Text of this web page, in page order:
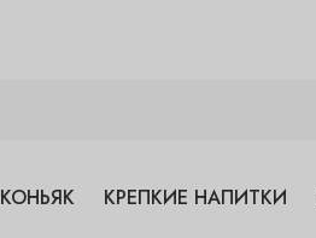
КОНЬЯК КРЕПКИЕ НАПИТКИ